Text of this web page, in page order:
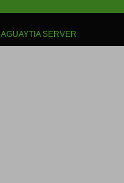
AGUAYTIA SERVER